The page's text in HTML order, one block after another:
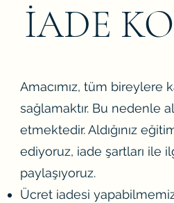
İADE
Amacımız, tüm bireylere
sağlamaktır. Bu nedenle
etmektedir. Aldığınız
ediyoruz, iade şartları ile
paylaşıyoruz.
Ücret iadesi